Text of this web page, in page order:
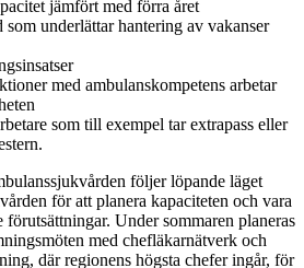
jämfört med förra året
underlättar hantering av vakanser
med ambulanskompetens arbetar
som till exempel tar extrapass eller
följer löpande läget
för att planera kapaciteten och vara
Under sommaren planeras
med chefläkarnätverk och
där regionens högsta chefer ingår, för